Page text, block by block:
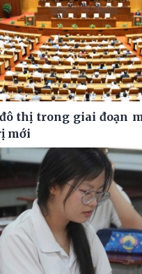
thị trong giai đoạn
mới